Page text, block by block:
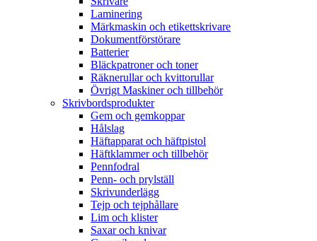
Laminering
Märkmaskin och etikettskrivare
Dokumentförstörare
Batterier
Bläckpatroner och toner
Räknerullar och kvittorullar
Övrigt Maskiner och tillbehör
Skrivbordsprodukter
Gem och gemkoppar
Hålslag
Häftapparat och häftpistol
Häftklammer och tillbehör
Pennfodral
Penn- och prylställ
Skrivunderlägg
Tejp och tejphållare
Lim och klister
Saxar och knivar